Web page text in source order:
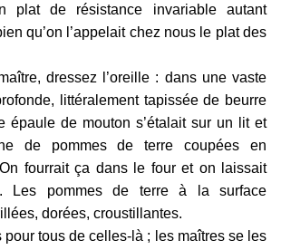
plat de résistance invariable autant
qu’on l’appelait chez nous le plat des
dressez l’oreille : dans une vaste
littéralement tapissée de beurre
épaule de mouton s’étalait sur un lit et
de pommes de terre coupées en
fourrait ça dans le four et on laissait
Les pommes de terre à la surface
dorées, croustillantes.
pour tous de celles-là ; les maîtres se les